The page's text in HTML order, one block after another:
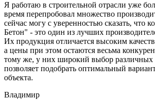
Я работаю в строительной отрасли уже
время перепробовал множество
сейчас могу с уверенностью сказать, что
Бетон" - это один из лучших
Их продукция отличается высоким
а цены при этом остаются весьма
тому же, у них широкий выбор различных
позволяет подобрать оптимальный
объекта.
Владимир